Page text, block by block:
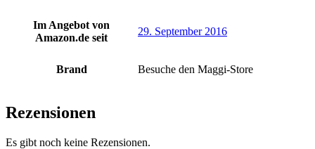
Im Angebot von
Amazon.de seit
29. September 2016
Brand Besuche den Maggi-Store
Rezensionen
Es gibt noch keine Rezensionen.